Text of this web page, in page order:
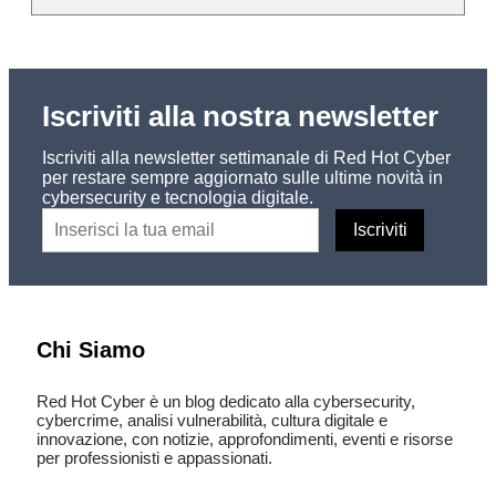
Iscriviti alla nostra newsletter
Iscriviti alla newsletter settimanale di Red Hot Cyber
per restare sempre aggiornato sulle ultime novità in
cybersecurity e tecnologia digitale.
Chi Siamo
Red Hot Cyber è un blog dedicato alla cybersecurity,
cybercrime, analisi vulnerabilità, cultura digitale e
innovazione, con notizie, approfondimenti, eventi e risorse
per professionisti e appassionati.